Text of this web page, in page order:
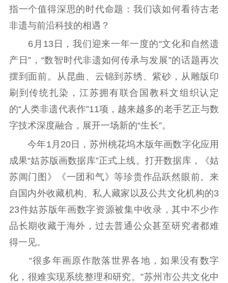
文化文艺
精品生产 文化惠民
文化传承
文化交流
体制改革
文化产业
紫金文化艺术节
品牌活动 紫艺舞台
精神文明
文明创建 文明实践
社会宣传
思想政治教育 爱国主义教育
全民国防教育
红色资源保护利
用
精品出版 全民阅读
出版监管
扫黄打非
指一个值得深思的时代命题：我们该如何看待古老
非遗与前沿科技的相遇？
6月13日，我们迎来一年一度的“文化和自然遗
产日”，“数智时代非遗如何传承与发展”的话题再次
摆到面前。从昆曲、云锦到苏绣、紫砂，从雕版印
刷到传统扎染，江苏拥有联合国教科文组织认定
的“人类非遗代表作”11项，越来越多的老手艺正与数
字技术深度融合，展开一场新的“生长”。
今年1月20日，苏州桃花坞木版年画数字化应用
成果“姑苏版画数据库”正式上线。打开数据库，《姑
苏阊门图》《一团和气》等珍贵作品跃然眼前。来
自国内外收藏机构、私人藏家以及公共文化机构的3
23件姑苏版年画数字资源被集中收录，其中不少作
品长期收藏于海外，过去普通公众甚至研究者都难
得一见。
“很多年画原作散落世界各地，如果没有数字
化，很难实现系统整理和研究。”苏州市公共文化中